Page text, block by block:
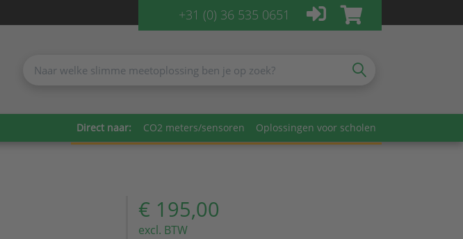
+31 (0) 36 535 0651
Direct naar: CO2 meters/sensoren Oplossingen voor scholen
€ 195,00
excl. BTW